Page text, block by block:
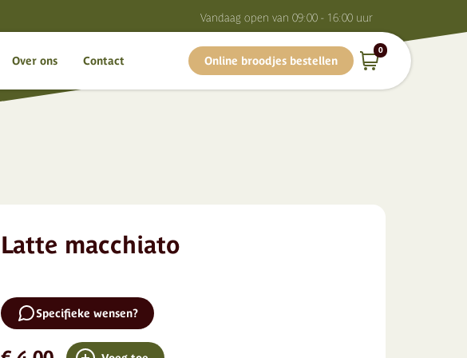
Vandaag open van 09:00 - 16:00 uur
Over ons Contact Online broodjes bestellen
0
Latte macchiato
Specifieke wensen?